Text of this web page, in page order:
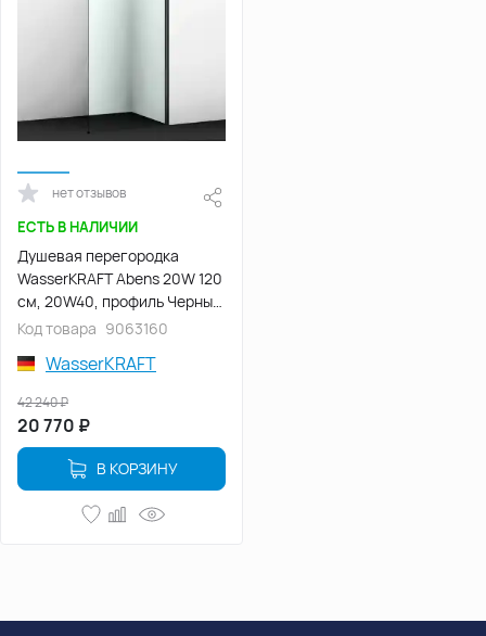
нет отзывов
ЕСТЬ В НАЛИЧИИ
Душевая перегородка
WasserKRAFT Abens 20W 120
см, 20W40, профиль Черный,
стекло Прозрачное
Код товара 9063160
WasserKRAFT
20 770 ₽
42 240₽
В КОРЗИНУ